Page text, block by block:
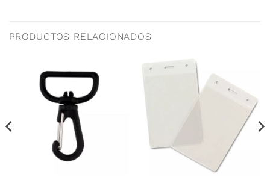
PRODUCTOS RELACIONADOS